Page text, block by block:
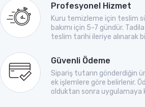
Profesyonel Hizmet
Kuru temizleme için teslim
bakımı için 5-7 gündür.
teslim tarihi ileriye alınarak
Güvenli Ödeme
Sipariş tutarın gönderdiğin
ek işlemlere göre belirlenir.
olduktan sonra uygulamaya